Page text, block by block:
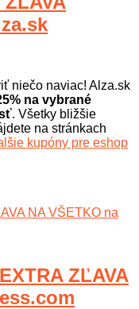
niečo naviac! Alza.sk
na vybrané
. Všetky bližšie
na stránkach
kupóny pre eshop
ZĽAVA